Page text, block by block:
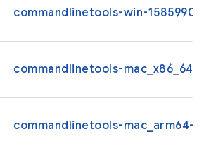
commandlinetools-win-
commandlinetools-mac_x86_64-
commandlinetools-mac_arm64-